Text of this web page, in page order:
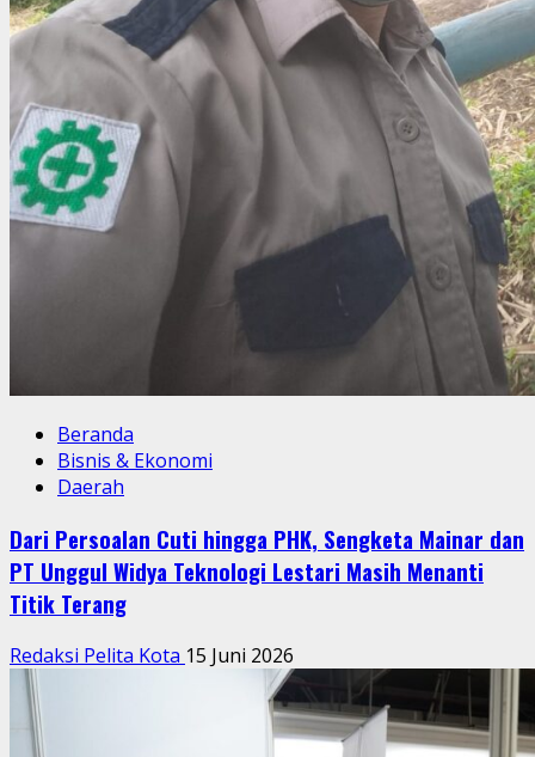
Beranda
Bisnis & Ekonomi
Daerah
Dari Persoalan Cuti hingga PHK, Sengketa Mainar dan
PT Unggul Widya Teknologi Lestari Masih Menanti
Titik Terang
Redaksi Pelita Kota 15 Juni 2026